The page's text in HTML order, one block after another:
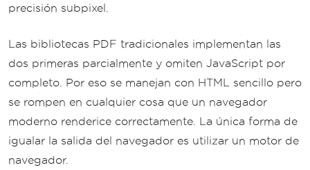
precisión subpixel.
Las bibliotecas PDF tradicionales implementan las
dos primeras parcialmente y omiten JavaScript por
completo. Por eso se manejan con HTML sencillo pero
se rompen en cualquier cosa que un navegador
moderno renderice correctamente. La única forma de
igualar la salida del navegador es utilizar un motor de
navegador.